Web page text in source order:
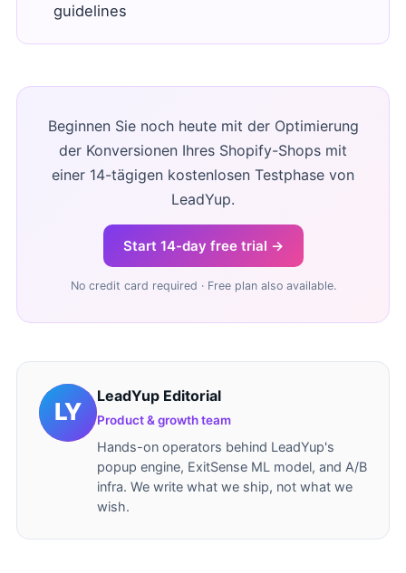
guidelines
Beginnen Sie noch heute mit der Optimierung
der Konversionen Ihres Shopify-Shops mit
einer 14-tägigen kostenlosen Testphase von
LeadYup.
Start 14-day free trial →
No credit card required · Free plan also available.
LeadYup Editorial
Product & growth team
Hands-on operators behind LeadYup's
popup engine, ExitSense ML model, and A/B
infra. We write what we ship, not what we
wish.